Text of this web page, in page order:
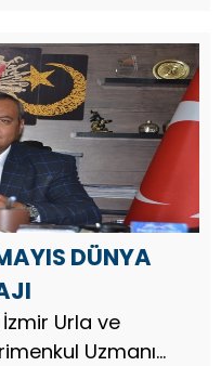
ve Spor
mesajı yay...
DÜNYA
Urla ve
Uzmanı